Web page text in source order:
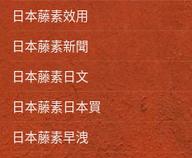
日本藤素效用
日本藤素新聞
日本藤素日文
日本藤素日本買
日本藤素早洩